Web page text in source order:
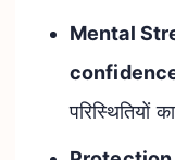
Mental
परिस्थितियों